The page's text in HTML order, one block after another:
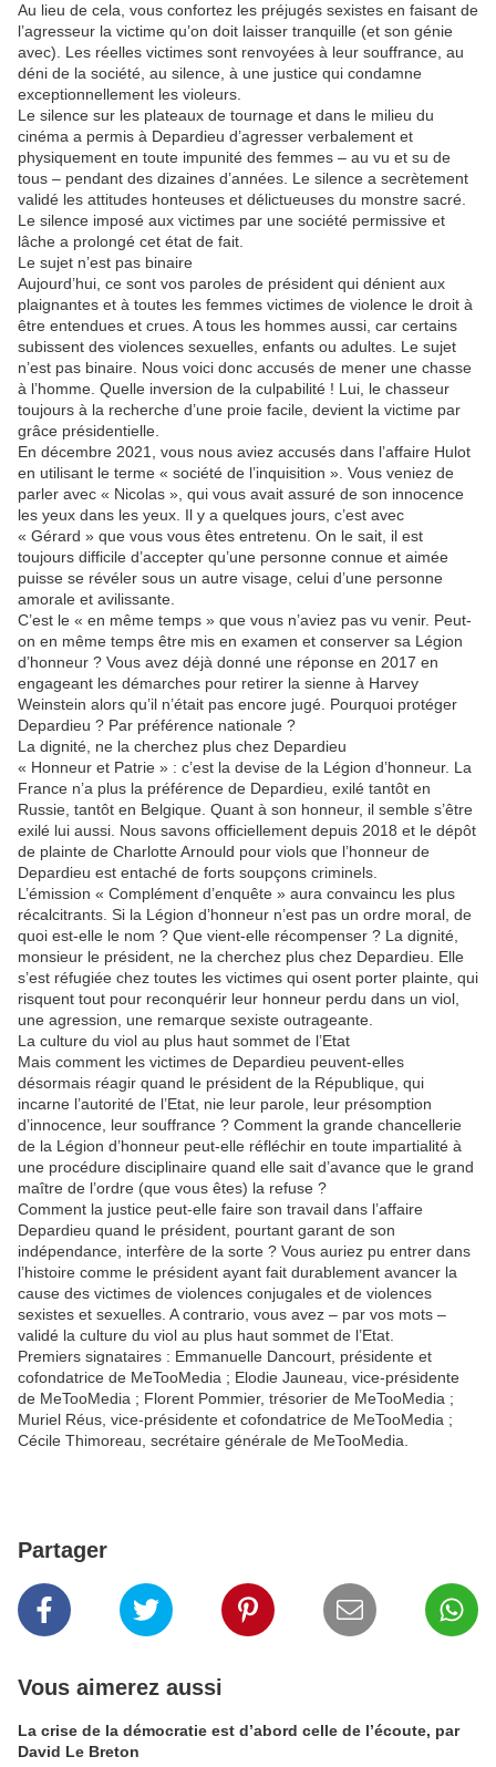
Au lieu de cela, vous confortez les préjugés sexistes en faisant de
l’agresseur la victime qu’on doit laisser tranquille (et son génie
avec). Les réelles victimes sont renvoyées à leur souffrance, au
déni de la société, au silence, à une justice qui condamne
exceptionnellement les violeurs.
Le silence sur les plateaux de tournage et dans le milieu du
cinéma a permis à Depardieu d’agresser verbalement et
physiquement en toute impunité des femmes – au vu et su de
tous – pendant des dizaines d’années. Le silence a secrètement
validé les attitudes honteuses et délictueuses du monstre sacré.
Le silence imposé aux victimes par une société permissive et
lâche a prolongé cet état de fait.
Le sujet n’est pas binaire
Aujourd’hui, ce sont vos paroles de président qui dénient aux
plaignantes et à toutes les femmes victimes de violence le droit à
être entendues et crues. A tous les hommes aussi, car certains
subissent des violences sexuelles, enfants ou adultes. Le sujet
n’est pas binaire. Nous voici donc accusés de mener une chasse
à l’homme. Quelle inversion de la culpabilité ! Lui, le chasseur
toujours à la recherche d’une proie facile, devient la victime par
grâce présidentielle.
En décembre 2021, vous nous aviez accusés dans l’affaire Hulot
en utilisant le terme « société de l’inquisition ». Vous veniez de
parler avec « Nicolas », qui vous avait assuré de son innocence
les yeux dans les yeux. Il y a quelques jours, c’est avec
« Gérard » que vous vous êtes entretenu. On le sait, il est
toujours difficile d’accepter qu’une personne connue et aimée
puisse se révéler sous un autre visage, celui d’une personne
amorale et avilissante.
C’est le « en même temps » que vous n’aviez pas vu venir. Peut-
on en même temps être mis en examen et conserver sa Légion
d’honneur ? Vous avez déjà donné une réponse en 2017 en
engageant les démarches pour retirer la sienne à Harvey
Weinstein alors qu’il n’était pas encore jugé. Pourquoi protéger
Depardieu ? Par préférence nationale ?
La dignité, ne la cherchez plus chez Depardieu
« Honneur et Patrie » : c’est la devise de la Légion d’honneur. La
France n’a plus la préférence de Depardieu, exilé tantôt en
Russie, tantôt en Belgique. Quant à son honneur, il semble s’être
exilé lui aussi. Nous savons officiellement depuis 2018 et le dépôt
de plainte de Charlotte Arnould pour viols que l’honneur de
Depardieu est entaché de forts soupçons criminels.
L’émission « Complément d’enquête » aura convaincu les plus
récalcitrants. Si la Légion d’honneur n’est pas un ordre moral, de
quoi est-elle le nom ? Que vient-elle récompenser ? La dignité,
monsieur le président, ne la cherchez plus chez Depardieu. Elle
s’est réfugiée chez toutes les victimes qui osent porter plainte, qui
risquent tout pour reconquérir leur honneur perdu dans un viol,
une agression, une remarque sexiste outrageante.
La culture du viol au plus haut sommet de l’Etat
Mais comment les victimes de Depardieu peuvent-elles
désormais réagir quand le président de la République, qui
incarne l’autorité de l’Etat, nie leur parole, leur présomption
d’innocence, leur souffrance ? Comment la grande chancellerie
de la Légion d’honneur peut-elle réfléchir en toute impartialité à
une procédure disciplinaire quand elle sait d’avance que le grand
maître de l’ordre (que vous êtes) la refuse ?
Comment la justice peut-elle faire son travail dans l’affaire
Depardieu quand le président, pourtant garant de son
indépendance, interfère de la sorte ? Vous auriez pu entrer dans
l’histoire comme le président ayant fait durablement avancer la
cause des victimes de violences conjugales et de violences
sexistes et sexuelles. A contrario, vous avez – par vos mots –
validé la culture du viol au plus haut sommet de l’Etat.
Premiers signataires : Emmanuelle Dancourt, présidente et
cofondatrice de MeTooMedia ; Elodie Jauneau, vice-présidente
de MeTooMedia ; Florent Pommier, trésorier de MeTooMedia ;
Muriel Réus, vice-présidente et cofondatrice de MeTooMedia ;
Cécile Thimoreau, secrétaire générale de MeTooMedia.
Partager
Vous aimerez aussi
La crise de la démocratie est d’abord celle de l’écoute, par
David Le Breton